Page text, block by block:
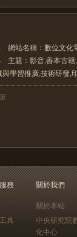
網站名稱：數位文
題：影音,善本古
學習推廣,技術研發,
務
具
關於我們
關於本站
中央研究院
化中心